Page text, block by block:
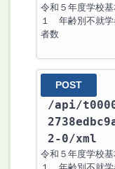
令和５年度学校
１ 年齢別不就学
者数
POST
/api/
2-0/xml
令和５年度学校